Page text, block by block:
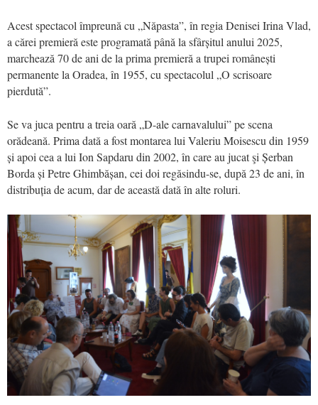
Acest spectacol împreună cu „Năpasta”, în regia Denisei Irina Vlad,
a cărei premieră este programată până la sfârșitul anului 2025,
marchează 70 de ani de la prima premieră a trupei românești
permanente la Oradea, în 1955, cu spectacolul „O scrisoare
pierdută”.
Se va juca pentru a treia oară „D-ale carnavalului” pe scena
orădeană. Prima dată a fost montarea lui Valeriu Moisescu din 1959
și apoi cea a lui Ion Sapdaru din 2002, în care au jucat şi Șerban
Borda și Petre Ghimbășan, cei doi regăsindu-se, după 23 de ani, în
distribuția de acum, dar de această dată în alte roluri.